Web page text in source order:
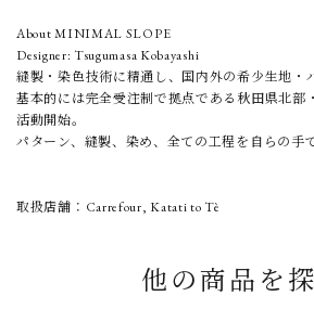
About MINIMAL SLOPE
Designer: Tsugumasa Kobayashi
縫製・染色技術に精通し、国内外の希少生地・
基本的には完全受注制で拠点である秋田県北部
活動開始。
パターン、縫製、染め、全ての工程を自らの手
取扱店舗：Carrefour, Katati to Tè
他の商品を